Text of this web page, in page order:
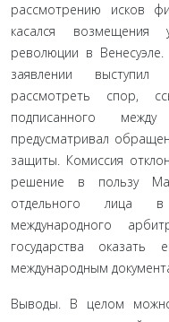
рассмотре­нию исков
касался
революции в
заявлении
рассмотреть спор,
подписанного
предусматривал
за­щиты. Комиссия
реше­ние в пользу
отдельного лица
международного
государства оказать
международным
Выводы. В целом